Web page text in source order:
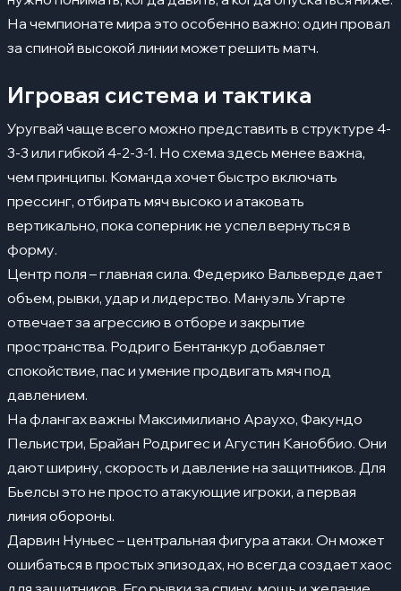
На чемпионате мира это особенно важно: один провал
за спиной высокой линии может решить матч.
Игровая система и тактика
Уругвай чаще всего можно представить в структуре 4-
3-3 или гибкой 4-2-3-1. Но схема здесь менее важна,
чем принципы. Команда хочет быстро включать
прессинг, отбирать мяч высоко и атаковать
вертикально, пока соперник не успел вернуться в
форму.
Центр поля – главная сила. Федерико Вальверде дает
объем, рывки, удар и лидерство. Мануэль Угарте
отвечает за агрессию в отборе и закрытие
пространства. Родриго Бентанкур добавляет
спокойствие, пас и умение продвигать мяч под
давлением.
На флангах важны Максимилиано Араухо, Факундо
Пельистри, Брайан Родригес и Агустин Каноббио. Они
дают ширину, скорость и давление на защитников. Для
Бьелсы это не просто атакующие игроки, а первая
линия обороны.
Дарвин Нуньес – центральная фигура атаки. Он может
ошибаться в простых эпизодах, но всегда создает хаос